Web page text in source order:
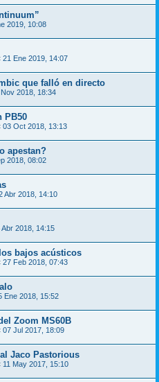
2019, 10:08
21 Ene 2019, 14:07
que falló en directo
2018, 18:34
PB50
03 Oct 2018, 13:13
apestan?
2018, 08:02
Abr 2018, 14:10
Abr 2018, 14:15
bajos acústicos
27 Feb 2018, 07:43
Ene 2018, 15:52
Zoom MS60B
07 Jul 2017, 18:09
Jaco Pastorious
11 May 2017, 15:10